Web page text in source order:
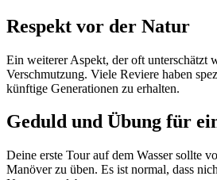
Respekt vor der Natur
Ein weiterer Aspekt, der oft unterschätzt
Verschmutzung. Viele Reviere haben
künftige Generationen zu erhalten.
Geduld und Übung für
Deine erste Tour auf dem Wasser sollte
Manöver zu üben. Es ist normal, dass